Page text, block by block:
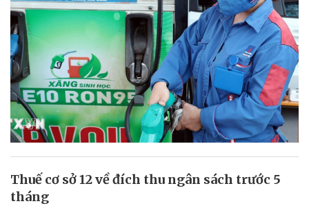
Thuế cơ sở 12 về đích thu ngân sách trước 5
tháng